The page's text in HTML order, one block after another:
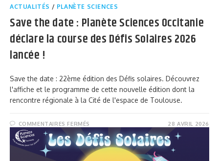
ACTUALITÉS / PLANÈTE SCIENCES
Save the date : Planète Sciences Occitanie
déclare la course des Défis Solaires 2026
lancée !
Save the date : 22ème édition des Défis solaires. Découvrez
l'affiche et le programme de cette nouvelle édition dont la
rencontre régionale à la Cité de l'espace de Toulouse.
COMMENTAIRES FERMÉS 28 AVRIL 2026